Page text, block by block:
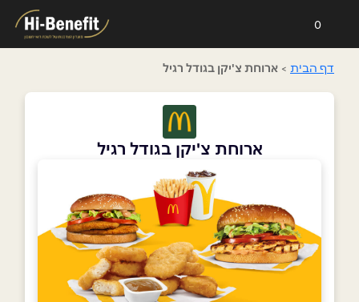
0
דף הבית > ארוחת צ'יקן בגודל רגיל
ארוחת צ'יקן בגודל רגיל